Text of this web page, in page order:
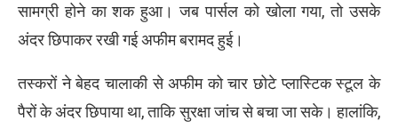
सामग्री होने का शक हुआ। जब पार्सल को खोला गया, तो उसके
अंदर छिपाकर रखी गई अफीम बरामद हुई।
तस्करों ने बेहद चालाकी से अफीम को चार छोटे प्लास्टिक स्टूल के
पैरों के अंदर छिपाया था, ताकि सुरक्षा जांच से बचा जा सके। हालांकि,